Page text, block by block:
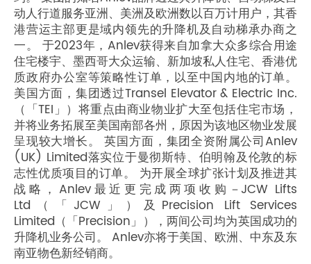
动人行道服务亚洲、美洲及欧洲数以百万计用户，其香
港营运主部更是域内领先的升降机及自动梯承办商之
一。 于2023年，Anlev获得来自加拿大众多综合用途
住宅楼宇、墨西哥大众运输、新加坡私人住宅、香港优
质政府办公室等策略性订单，以至中国内地的订单。
美国方面，集团透过Transel Elevator & Electric Inc.
（「TEI」）将重点由商业物业扩大至包括住宅市场，
并将业务拓展至美国南部各州，原因为该地区物业发展
呈现较大增长。 英国方面，集团全资附属公司Anlev
(UK) Limited落实位于曼彻斯特、伯明翰及伦敦的标
志性优质项目的订单。 为开展全球扩张计划及推进其
战略，Anlev最近更完成两项收购－JCW Lifts
Ltd（「JCW」）及Precision Lift Services
Limited（「Precision」），两间公司均为英国成功的
升降机业务公司。 Anlev亦将于美国、欧洲、中东及东
南亚物色新经销商。